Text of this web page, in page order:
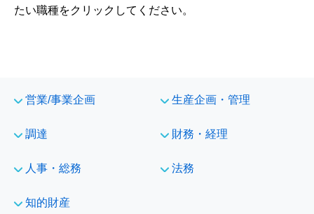
たい職種をクリックしてください。
営業/事業企画 生産企画・管理
調達 財務・経理
人事・総務 法務
知的財産